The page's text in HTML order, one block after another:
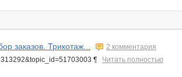
заказов. Трикотаж...
2 комментария
¶ Читать полностью